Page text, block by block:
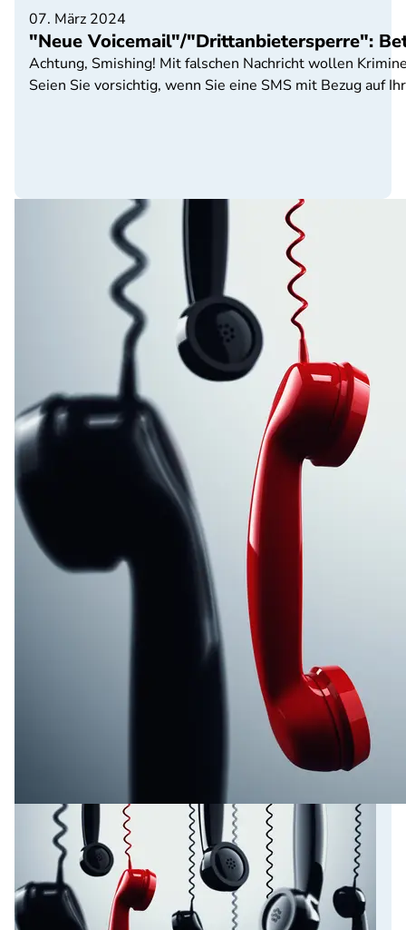
07. März 2024
"Neue Voicemail"/"Drittanbietersperre":
Achtung, Smishing! Mit falschen Nachricht wollen
Seien Sie vorsichtig, wenn Sie eine SMS mit Bezug auf